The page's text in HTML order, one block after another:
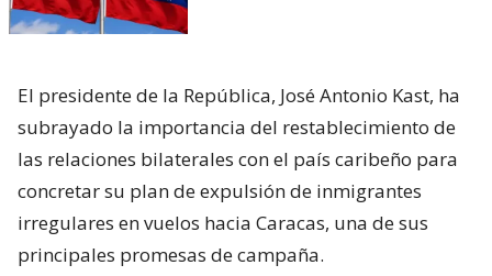
El presidente de la República, José Antonio Kast, ha
subrayado la importancia del restablecimiento de
las relaciones bilaterales con el país caribeño para
concretar su plan de expulsión de inmigrantes
irregulares en vuelos hacia Caracas, una de sus
principales promesas de campaña.